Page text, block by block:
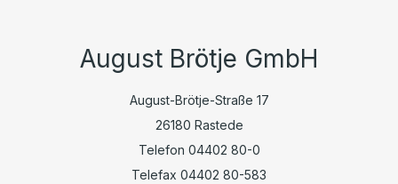
August Brötje GmbH
August-Brötje-Straße 17
26180 Rastede
Telefon 04402 80-0
Telefax 04402 80-583